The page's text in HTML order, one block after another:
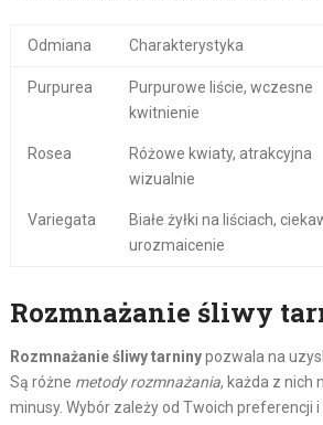
Odmiana Charakterystyka
Purpurea
Purpurowe liście, wczesne
kwitnienie
Rosea
Różowe kwiaty, atrakcyjna
wizualnie
Variegata
Białe żyłki na liściach,
urozmaicenie
Rozmnażanie śliwy
Rozmnażanie śliwy tarninypozwala na
Są różne metody rozmnażania, każda z nich
minusy. Wybór zależy od Twoich preferencji i